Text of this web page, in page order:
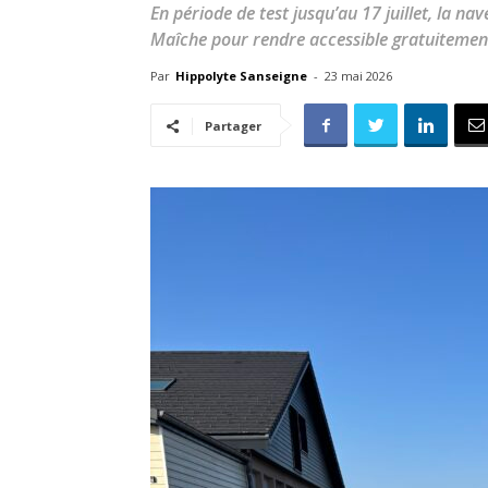
En période de test jusqu’au 17 juillet, la
Maîche pour rendre accessible
Par Hippolyte Sanseigne - 23 mai 2026
Partager